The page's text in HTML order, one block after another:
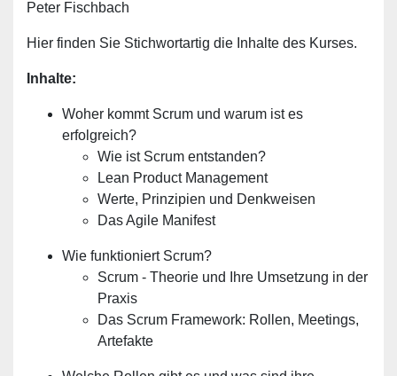
Hier finden Sie Stichwortartig die Inhalte des Kurses.
Inhalte:
Woher kommt Scrum und warum ist es
erfolgreich?
Wie ist Scrum entstanden?
Lean Product Management
Werte, Prinzipien und Denkweisen
Das Agile Manifest
Wie funktioniert Scrum?
Scrum - Theorie und Ihre Umsetzung in der
Praxis
Das Scrum Framework: Rollen, Meetings,
Artefakte